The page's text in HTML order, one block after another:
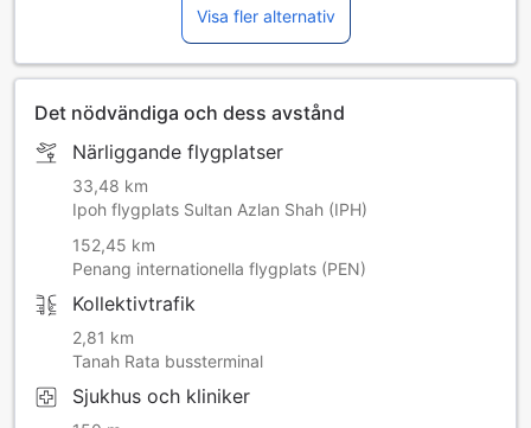
Visa fler alternativ
Det nödvändiga och dess avstånd
Närliggande flygplatser
33,48 km
Ipoh flygplats Sultan Azlan Shah (IPH)
152,45 km
Penang internationella flygplats (PEN)
Kollektivtrafik
2,81 km
Tanah Rata bussterminal
Sjukhus och kliniker